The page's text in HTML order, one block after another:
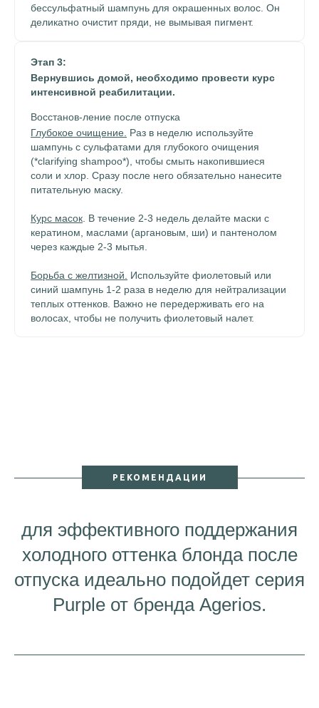
бессульфатный шампунь для окрашенных волос. Он
деликатно очистит пряди, не вымывая пигмент.
Этап 3:
Вернувшись домой, необходимо провести курс
интенсивной реабилитации.
Восстанов-ление после отпуска
Глубокое очищение. Раз в неделю используйте
шампунь с сульфатами для глубокого очищения
(*clarifying shampoo*), чтобы смыть накопившиеся
соли и хлор. Сразу после него обязательно нанесите
питательную маску.
Курс масок . В течение 2-3 недель делайте маски с
кератином, маслами (аргановым, ши) и пантенолом
через каждые 2-3 мытья.
Борьба с желтизной.
Используйте фиолетовый или
синий шампунь 1-2 раза в неделю для нейтрализации
теплых оттенков. Важно не передерживать его на
волосах, чтобы не получить фиолетовый налет.
РЕКОМЕНДАЦИИ
для эффективного поддержания
холодного оттенка блонда после
отпуска идеально подойдет серия
Purple от бренда Agerios.